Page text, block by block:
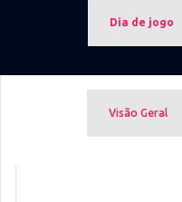
Dia de jogo
Visão Geral